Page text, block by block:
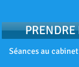
Séances au